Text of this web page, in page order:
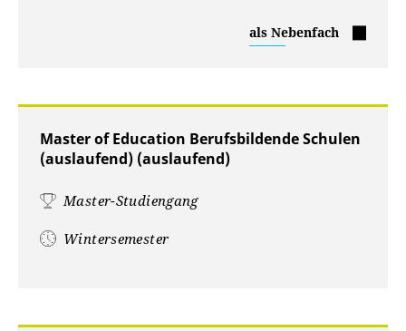
Management
als Nebenfach
Master of Education Berufsbildende Schulen
(auslaufend) (auslaufend)
Master-Studiengang
Wintersemester